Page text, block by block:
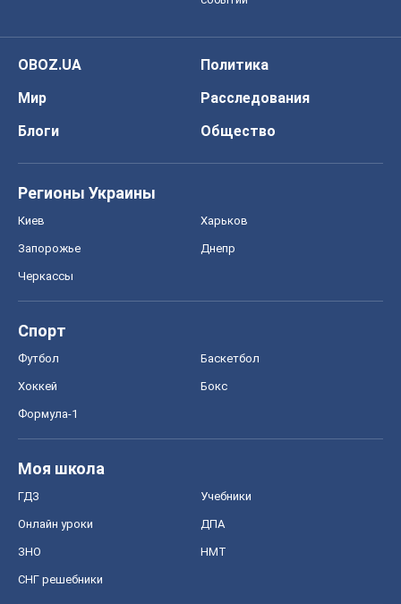
OBOZ.UA
Политика
Мир
Расследования
Блоги
Общество
Регионы Украины
Киев Харьков
Запорожье Днепр
Черкассы
Спорт
Футбол Баскетбол
Хоккей Бокс
Формула-1
Моя школа
ГДЗ Учебники
Онлайн уроки ДПА
ЗНО НМТ
СНГ решебники